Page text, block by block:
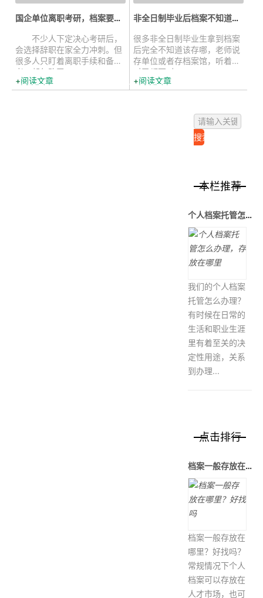
国企单位离职考研，档案要怎么处理...
不少人下定决心考研后，
会选择辞职在家全力冲刺。但
很多人只盯着离职手续和备
考，却忽略了一...
阅读文章
非全日制毕业后档案不知道往哪存...
很多非全日制毕业生拿到档案
后完全不知道该存哪，老师说
存单位或者存档案馆，听着都
对又都不对。...
阅读文章
本栏推荐
个人档案托管怎么办理，存放在哪里
我们的个人档案
托管怎么办理？
有时候在日常的
生活和职业生涯
里有着至关的决
定性用途，关系
到办理...
点击排行
档案一般存放在哪里？好找吗
档案一般存放在
哪里？好找吗？
常规情况下个人
档案可以存放在
人才市场，也可